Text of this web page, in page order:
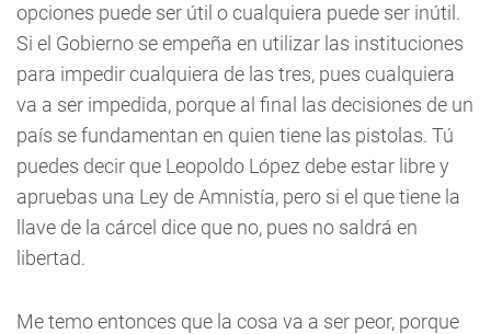
opciones puede ser útil o cualquiera puede ser inútil.
Si el Gobierno se empeña en utilizar las instituciones
para impedir cualquiera de las tres, pues cualquiera
va a ser impedida, porque al final las decisiones de un
país se fundamentan en quien tiene las pistolas. Tú
puedes decir que Leopoldo López debe estar libre y
apruebas una Ley de Amnistía, pero si el que tiene la
llave de la cárcel dice que no, pues no saldrá en
libertad.
Me temo entonces que la cosa va a ser peor, porque